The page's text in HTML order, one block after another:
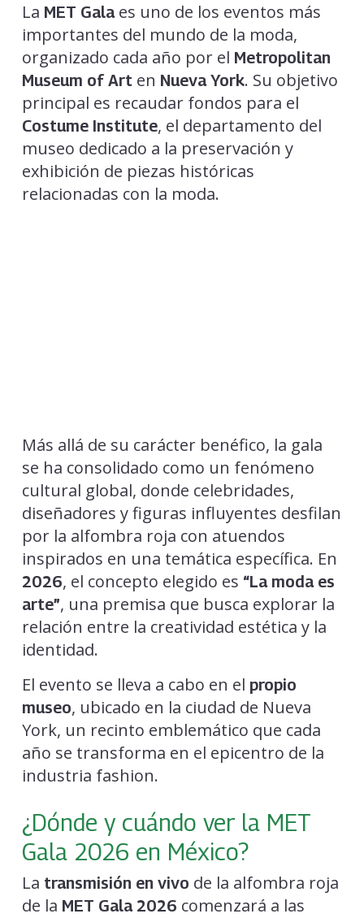
La MET Galaes uno de los eventos más
importantes del mundo de la moda,
organizado cada año por el Metropolitan
Museum of Arten Nueva York. Su objetivo
principal es recaudar fondos para el
Costume Institute, el departamento del
museo dedicado a la preservación y
exhibición de piezas históricas
relacionadas con la moda.
Más allá de su carácter benéfico, la gala
se ha consolidado como un fenómeno
cultural global, donde celebridades,
diseñadores y figuras influyentes desfilan
por la alfombra roja con atuendos
inspirados en una temática específica. En
2026, el concepto elegido es “La moda es
arte”, una premisa que busca explorar la
relación entre la creatividad estética y la
identidad.
El evento se lleva a cabo en el propio
museo, ubicado en la ciudad de Nueva
York, un recinto emblemático que cada
año se transforma en el epicentro de la
industria fashion.
¿Dónde y cuándo ver la MET
Gala 2026 en México?
La transmisión en vivo de la alfombra roja
de la MET Gala 2026 comenzará a las